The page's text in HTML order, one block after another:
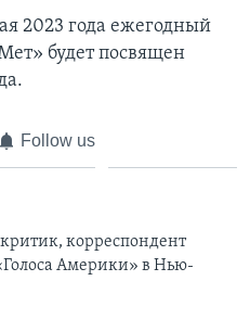
2023 года ежегодный
будет посвящен
Follow us
корреспондент
Америки» в Нью-